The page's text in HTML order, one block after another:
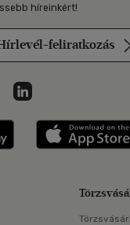
híreinkért!
feliratkozás
on
az Instagramon
Libri a LinkedInen
Libri applikáció